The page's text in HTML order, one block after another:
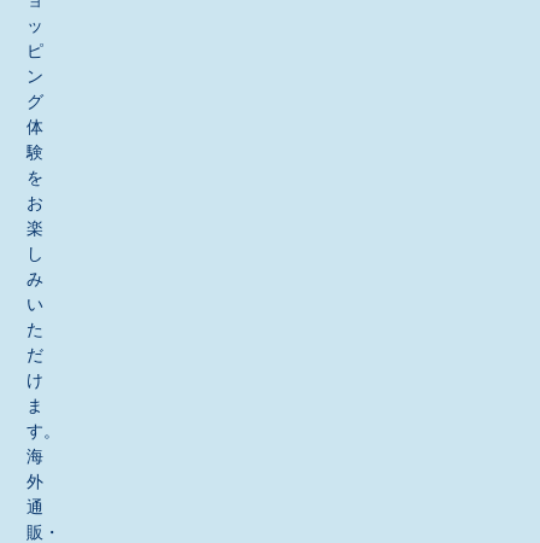
ッ
ピ
ン
グ
体
験
を
お
楽
し
み
い
た
だ
け
ま
す。
海
外
通
販・